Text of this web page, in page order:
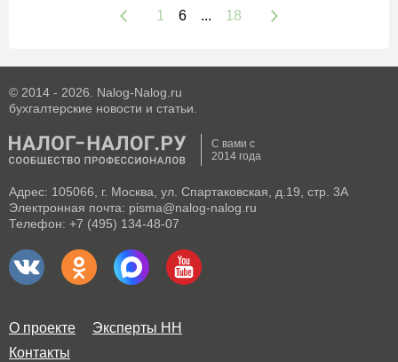
1 6 ... 18
© 2014 - 2026. Nalog-Nalog.ru
бухгалтерские новости и статьи.
С вами с
2014 года
Адрес: 105066, г. Москва, ул. Спартаковская, д.19, стр. 3А
Электронная почта: pisma@nalog-nalog.ru
Телефон: +7 (495) 134-48-07
О проекте
Эксперты НН
Контакты